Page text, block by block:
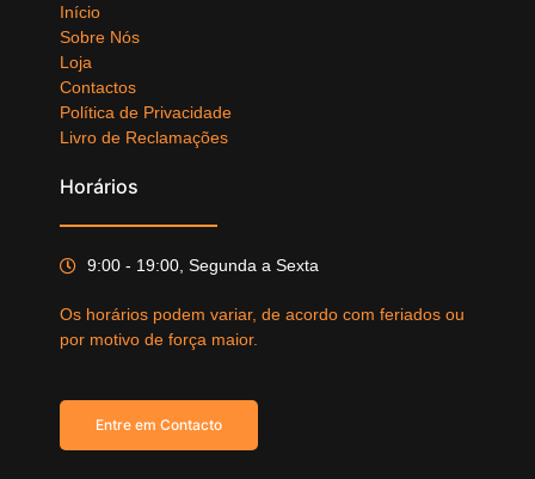
Início
Sobre Nós
Loja
Contactos
Política de Privacidade
Livro de Reclamações
Horários
9:00 - 19:00, Segunda a Sexta
Os horários podem variar, de acordo com feriados ou
por motivo de força maior.
Entre em Contacto